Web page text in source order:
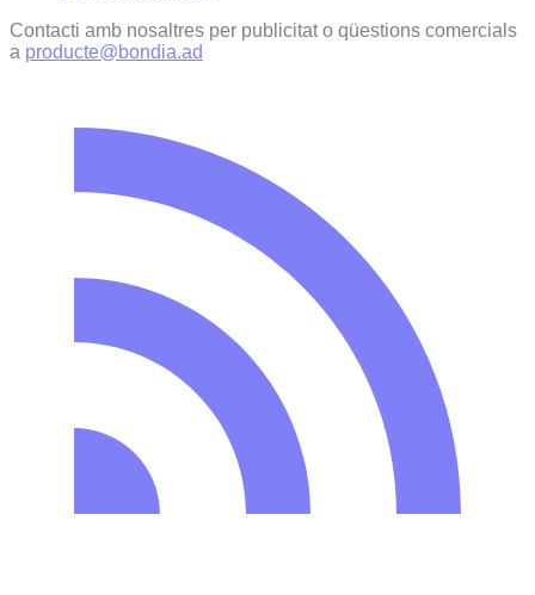
Contacti amb nosaltres per publicitat o qüestions comercials
a producte@bondia.ad